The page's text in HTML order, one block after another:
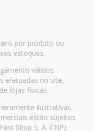
por produto ou
estoques.
válidos
efetuadas no site,
lojas físicas.
ilustrativas.
estão sujeitos
Shop S. A. CNPJ: